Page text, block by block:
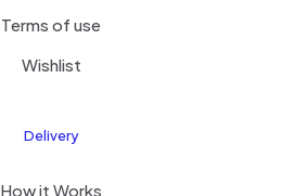
Terms of use
Wishlist
Delivery
How it Works